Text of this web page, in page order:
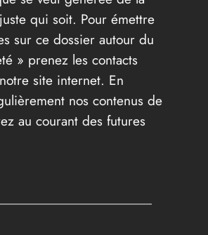
qui soit. Pour émettre
sur ce dossier autour du
» prenez les contacts
site internet. En
nos contenus de
au courant des futures